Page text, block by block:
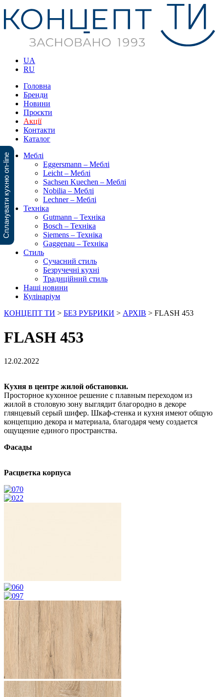
UA
RU
Головна
Бренди
Новини
Проєкти
Акції
Контакти
Каталог
Меблі
Eggersmann – Меблі
Leicht – Меблі
Sachsen Kuechen – Меблі
Nobilia – Меблі
Lechner – Меблі
Техніка
Gutmann – Техніка
Bosch – Техніка
Siemens – Техніка
Gaggenau – Техніка
Стиль
Сучасний стиль
Безручечні кухні
Традиційний стиль
Наші новини
Кулінаріум
КОНЦЕПТ ТИ > БЕЗ РУБРИКИ > АРХІВ > FLASH 453
FLASH 453
12.02.2022
Кухня в центре жилой обстановки.
Просторное кухонное решение с плавным переходом из
жилой в столовую зону выглядит благородно в декоре
глянцевый серый шифер. Шкаф-стенка и кухня имеют общую
концепцию декора и материала, благодаря чему создается
ощущение единого пространства.
Фасады
Расцветка корпуса
Спланувати кухню on-line